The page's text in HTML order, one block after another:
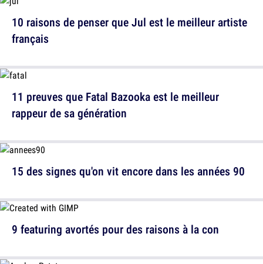
11 preuves que Fatal Bazooka est le meilleur
rappeur de sa génération
9 featuring avortés pour des raisons à la con
10 raisons de penser que Jul est le meilleur artiste
français
15 des signes qu'on vit encore dans les années 90